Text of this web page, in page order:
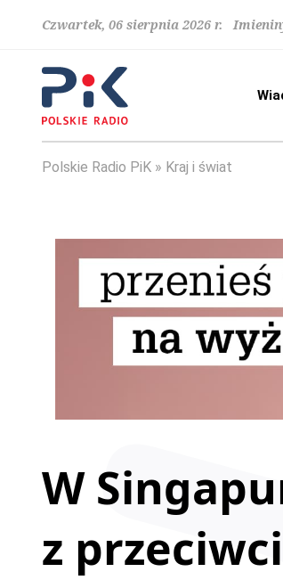
Czwartek, 06 sierpnia 2026 r.
Polskie Radio PiK Kraj i świat
W
z